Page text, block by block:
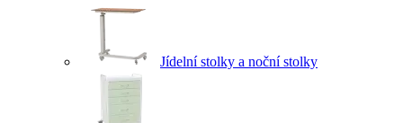
Jídelní stolky a noční stolky